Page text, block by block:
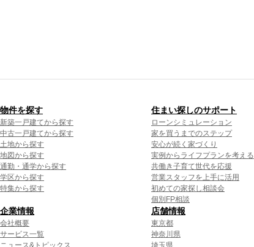
物件を探す
新築一戸建てから探す
中古一戸建てから探す
土地から探す
地図から探す
通勤・通学から探す
学区から探す
特集から探す
住まい探しのサポート
ローンシミュレーション
家を買うまでのステップ
安心が続く家づくり
実例からライフプランを考える
共働き子育て世代を応援
営業スタッフを上手に活用
初めての家探し相談会
個別FP相談
企業情報
会社概要
サービス一覧
ニュース&トピックス
店舗情報
東京都
神奈川県
埼玉県